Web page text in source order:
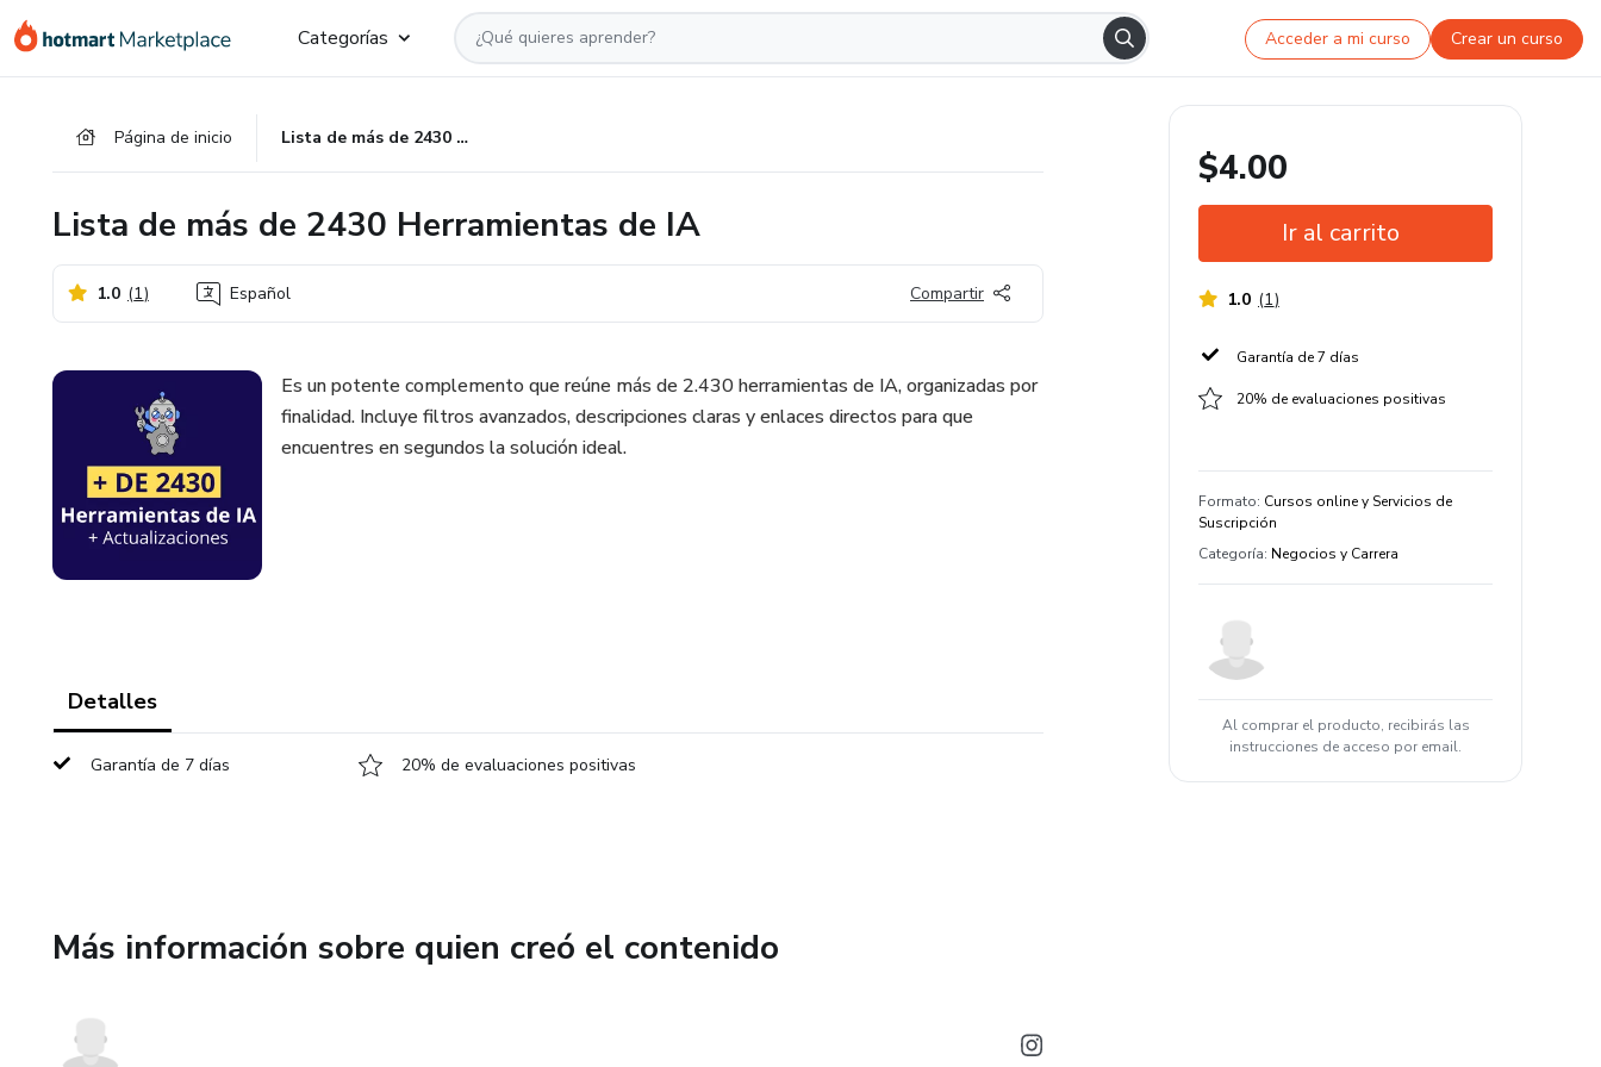
Categorías Acceder a mi curso Crear un curso
Página de inicio Lista de más de 2430 Herramientas de IA
Lista de más de 2430 Herramientas de IA
1.0 (1) Español Compartir
Es un potente complemento que reúne más de 2.430 herramientas de IA, organizadas por
finalidad. Incluye filtros avanzados, descripciones claras y enlaces directos para que
encuentres en segundos la solución ideal.
Detalles
Garantía de 7 días 20% de evaluaciones positivas
Más información sobre quien creó el contenido
$4.00
Ir al carrito
1.0 (1)
Garantía de 7 días
20% de evaluaciones positivas
Formato: Cursos online y Servicios de
Suscripción
Categoría: Negocios y Carrera
Al comprar el producto, recibirás las
instrucciones de acceso por email.